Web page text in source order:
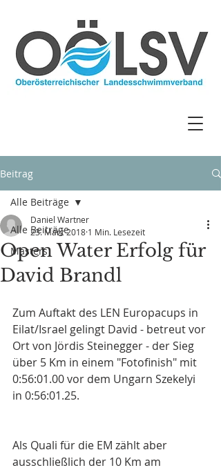
Beitrag
Alle Beiträge
Masters
Alle Beiträge
Open Water Erfolg für
David Brandl
Daniel Wartner
23. März 2018 1 Min. Lesezeit
Zum Auftakt des LEN Europacups in
Eilat/Israel gelingt David - betreut vor
Ort von Jördis Steinegger - der Sieg
über 5 Km in einem "Fotofinish" mit
0:56:01.00 vor dem Ungarn Szekelyi
in 0:56:01.25.
Als Quali für die EM zählt aber
ausschließlich der 10 Km am